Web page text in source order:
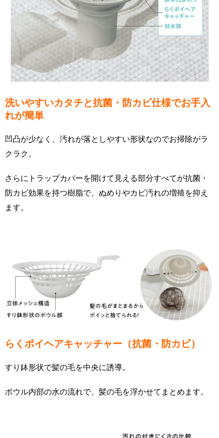
洗いやすいカタチと抗菌・防カビ仕様でお手入
れが簡単
凹凸が少なく、汚れが落としやすい形状なのでお掃除がラ
クラク。
さらにトラップカバーを開けて見える部分すべてが抗菌・
防カビ効果を持つ樹脂で、ぬめりやカビ汚れの増殖を抑え
ます。
らくポイヘアキャッチャー（抗菌・防カビ）
すり鉢形状で髪の毛を中央に誘導。
ボウル内部の水の流れで、髪の毛を浮かせてまとめます。